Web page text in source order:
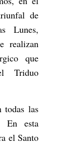
de
Lunes,
realizan
que
Triduo
todas las
En esta
el Santo